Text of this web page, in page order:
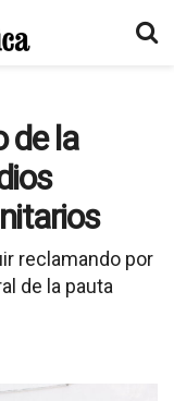
de la
reclamando por
de la pauta